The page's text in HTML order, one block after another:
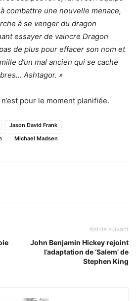
combattre une nouvelle menace,
à se venger du dragon
essayer de vaincre Dragon
de plus pour effacer son nom et
d’un mal ancien qui se cache
Ashtagor. »
pour le moment planifiée.
Jason David Frank
Michael Madsen
Article suivant
John Benjamin Hickey rejoint
l’adaptation de ‘Salem’ de
Stephen King